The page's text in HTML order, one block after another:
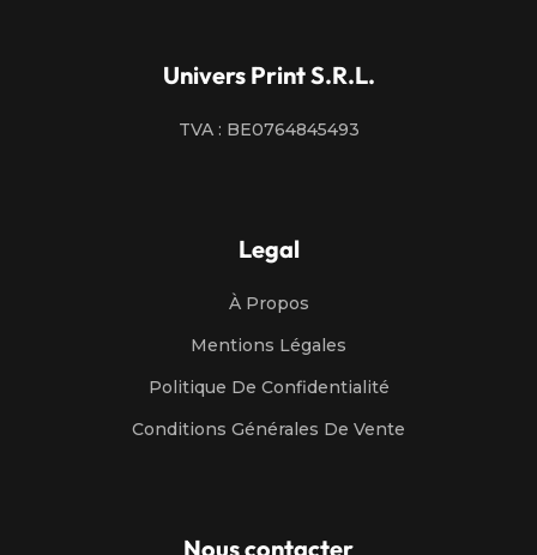
Univers Print S.R.L.
TVA : BE0764845493
Legal
À Propos
Mentions Légales
Politique De Confidentialité
Conditions Générales De Vente
Nous contacter